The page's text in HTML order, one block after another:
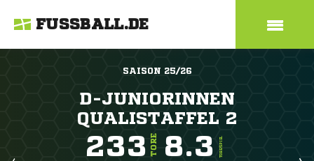
FUSSBALL.DE
SAISON 25/26
D-JUNIORINNEN
QUALISTAFFEL 2
233 TORE 8.3 TORE/SPIEL